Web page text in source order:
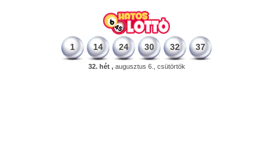
1 14 24 30 32 37
32. hét ,augusztus 6., csütörtök